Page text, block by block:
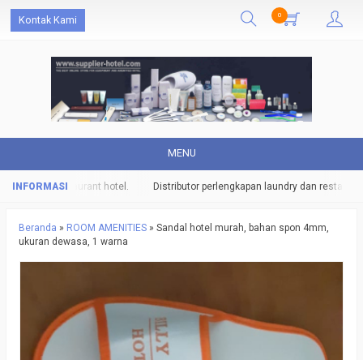
Kontak Kami 0
MENU
dan restaurant hotel. Distributor perlengkapan laundry dan restaurant
Beranda » ROOM AMENITIES » Sandal hotel murah, bahan spon 4mm,
ukuran dewasa, 1 warna